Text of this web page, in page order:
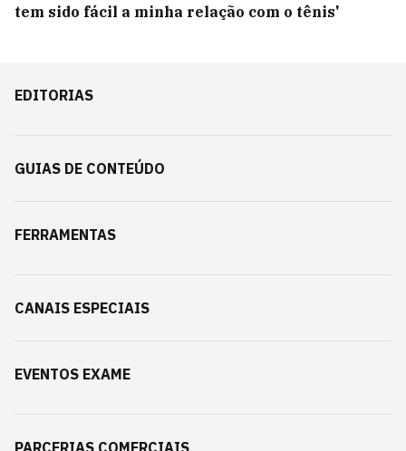
tem sido fácil a minha relação com o tênis'
EDITORIAS
GUIAS DE CONTEÚDO
FERRAMENTAS
CANAIS ESPECIAIS
EVENTOS EXAME
PARCERIAS COMERCIAIS